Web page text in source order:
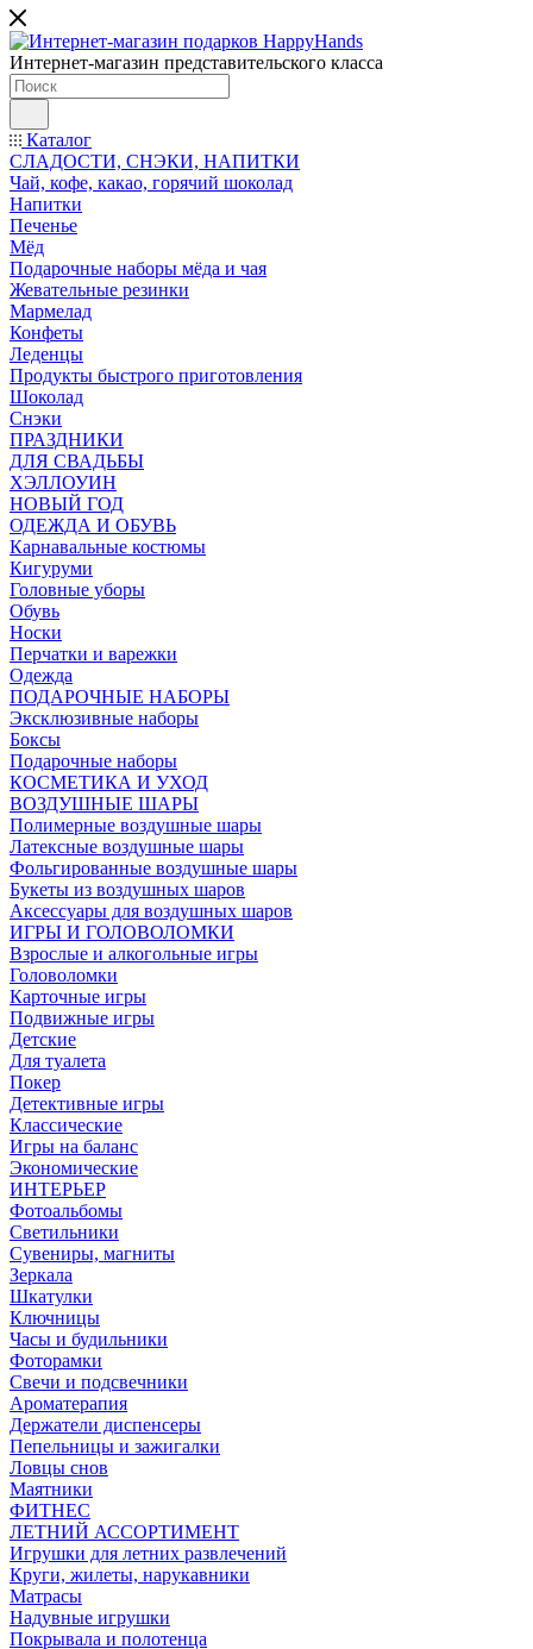
Интернет-магазин представительского класса
Каталог
СЛАДОСТИ, СНЭКИ, НАПИТКИ
Чай, кофе, какао, горячий шоколад
Напитки
Печенье
Мёд
Подарочные наборы мёда и чая
Жевательные резинки
Мармелад
Конфеты
Леденцы
Продукты быстрого приготовления
Шоколад
Снэки
ПРАЗДНИКИ
ДЛЯ СВАДЬБЫ
ХЭЛЛОУИН
НОВЫЙ ГОД
ОДЕЖДА И ОБУВЬ
Карнавальные костюмы
Кигуруми
Головные уборы
Обувь
Носки
Перчатки и варежки
Одежда
ПОДАРОЧНЫЕ НАБОРЫ
Эксклюзивные наборы
Боксы
Подарочные наборы
КОСМЕТИКА И УХОД
ВОЗДУШНЫЕ ШАРЫ
Полимерные воздушные шары
Латексные воздушные шары
Фольгированные воздушные шары
Букеты из воздушных шаров
Аксессуары для воздушных шаров
ИГРЫ И ГОЛОВОЛОМКИ
Взрослые и алкогольные игры
Головоломки
Карточные игры
Подвижные игры
Детские
Для туалета
Покер
Детективные игры
Классические
Игры на баланс
Экономические
ИНТЕРЬЕР
Фотоальбомы
Светильники
Сувениры, магниты
Зеркала
Шкатулки
Ключницы
Часы и будильники
Фоторамки
Свечи и подсвечники
Ароматерапия
Держатели диспенсеры
Пепельницы и зажигалки
Ловцы снов
Маятники
ФИТНЕС
ЛЕТНИЙ АССОРТИМЕНТ
Игрушки для летних развлечений
Круги, жилеты, нарукавники
Матрасы
Надувные игрушки
Покрывала и полотенца